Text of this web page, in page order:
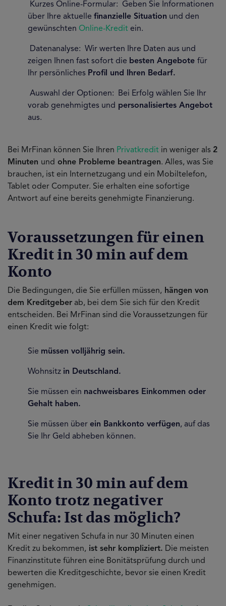
Kurzes Online-Formular: Geben Sie Informationen
über Ihre aktuelle finanzielle Situation und den
gewünschten Online-Kredit ein.
Datenanalyse: Wir werten Ihre Daten aus und
zeigen Ihnen fast sofort die besten Angebote für
Ihr persönliches Profil und Ihren Bedarf.
Auswahl der Optionen: Bei Erfolg wählen Sie Ihr
vorab genehmigtes und personalisiertes Angebot
aus.
Bei MrFinan können Sie Ihren Privatkredit in weniger als 2
Minuten und ohne Probleme beantragen. Alles, was Sie
brauchen, ist ein Internetzugang und ein Mobiltelefon,
Tablet oder Computer. Sie erhalten eine sofortige
Antwort auf eine bereits genehmigte Finanzierung.
Voraussetzungen für einen
Kredit in 30 min auf dem
Konto
Die Bedingungen, die Sie erfüllen müssen, hängen von
dem Kreditgeber ab, bei dem Sie sich für den Kredit
entscheiden. Bei MrFinan sind die Voraussetzungen für
einen Kredit wie folgt:
Sie müssen volljährig sein.
Wohnsitz in Deutschland.
Sie müssen ein nachweisbares Einkommen oder
Gehalt haben.
Sie müssen über ein Bankkonto verfügen, auf das
Sie Ihr Geld abheben können.
Kredit in 30 min auf dem
Konto trotz negativer
Schufa: Ist das möglich?
Mit einer negativen Schufa in nur 30 Minuten einen
Kredit zu bekommen, ist sehr kompliziert. Die meisten
Finanzinstitute führen eine Bonitätsprüfung durch und
bewerten die Kreditgeschichte, bevor sie einen Kredit
genehmigen.